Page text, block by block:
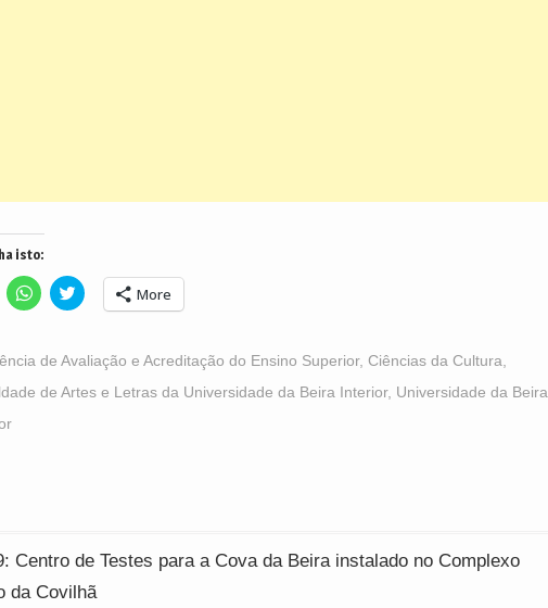
isto:
Click
to
(Opens
new
window)
Click
to
share
(Opens
new
window)
More
de Avaliação e Acreditação do Ensino Superior, Ciências da Cultura
de Artes e Letras da Universidade da Beira Interior, Universidade da Beira
Centro de Testes para a Cova da Beira instalado no Complexo
da Covilhã